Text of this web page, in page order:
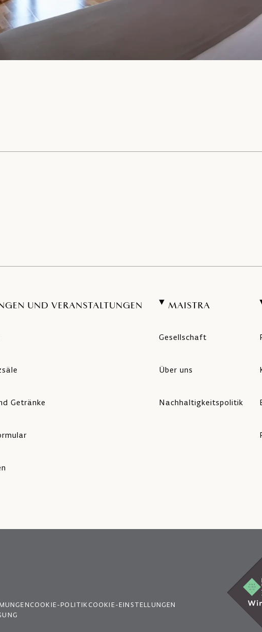
UND VERANSTALTUNGEN
Getränke
MAISTRA
Gesellschaft
Über uns
Nachhaltigkeitspolitik
COOKIE-POLITIKCOOKIE-EINSTELLUNGEN